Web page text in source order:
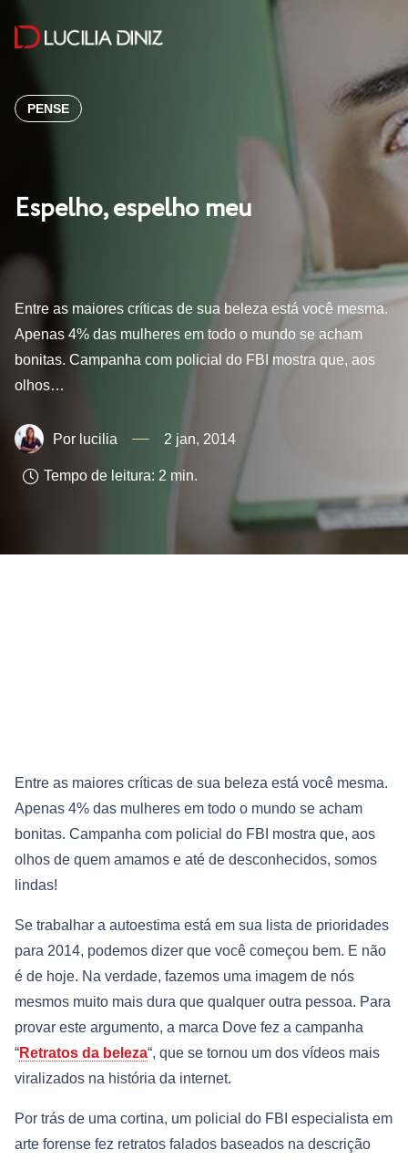
PENSE
Espelho, espelho meu
Entre as maiores críticas de sua beleza está você mesma.
Apenas 4% das mulheres em todo o mundo se acham
bonitas. Campanha com policial do FBI mostra que, aos
olhos…
lucilia 2 jan, 2014
Tempo de leitura: 2 min.
Entre as maiores críticas de sua beleza está você mesma.
Apenas 4% das mulheres em todo o mundo se acham
bonitas. Campanha com policial do FBI mostra que, aos
olhos de quem amamos e até de desconhecidos, somos
lindas!
Se trabalhar a autoestima está em sua lista de prioridades
para 2014, podemos dizer que você começou bem. E não
é de hoje. Na verdade, fazemos uma imagem de nós
mesmos muito mais dura que qualquer outra pessoa. Para
provar este argumento, a marca Dove fez a campanha
“Retratos da beleza“, que se tornou um dos vídeos mais
viralizados na história da internet.
Por trás de uma cortina, um policial do FBI especialista em
arte forense fez retratos falados baseados na descrição